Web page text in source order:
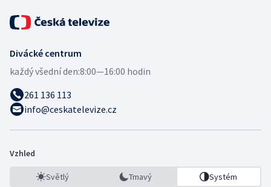
Divácké centrum
každý všední den:8:00—16:00 hodin
261 136 113
info@ceskatelevize.cz
Vzhled
Světlý Tmavý Systém